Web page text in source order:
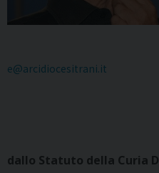
e@arcidiocesitrani.it
dallo Statuto della Curia